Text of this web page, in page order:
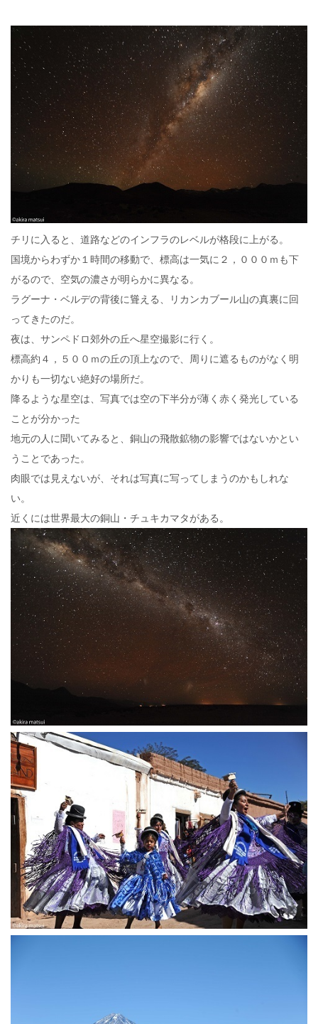
チリに入ると、道路などのインフラのレベルが格段に上がる。
国境からわずか１時間の移動で、標高は一気に２，０００ｍも下
がるので、空気の濃さが明らかに異なる。
ラグーナ・ベルデの背後に聳える、リカンカブール山の真裏に回
ってきたのだ。
夜は、サンペドロ郊外の丘へ星空撮影に行く。
標高約４，５００ｍの丘の頂上なので、周りに遮るものがなく明
かりも一切ない絶好の場所だ。
降るような星空は、写真では空の下半分が薄く赤く発光している
ことが分かった
地元の人に聞いてみると、銅山の飛散鉱物の影響ではないかとい
うことであった。
肉眼では見えないが、それは写真に写ってしまうのかもしれな
い。
近くには世界最大の銅山・チュキカマタがある。